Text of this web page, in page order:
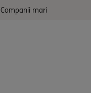
Companii mari